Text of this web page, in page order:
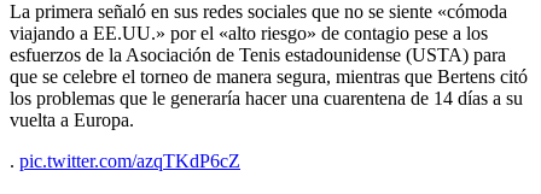
La primera señaló en sus redes sociales que no se siente «cómoda
viajando a EE.UU.» por el «alto riesgo» de contagio pese a los
esfuerzos de la Asociación de Tenis estadounidense (USTA) para
que se celebre el torneo de manera segura, mientras que Bertens citó
los problemas que le generaría hacer una cuarentena de 14 días a su
vuelta a Europa.
. pic.twitter.com/azqTKdP6cZ